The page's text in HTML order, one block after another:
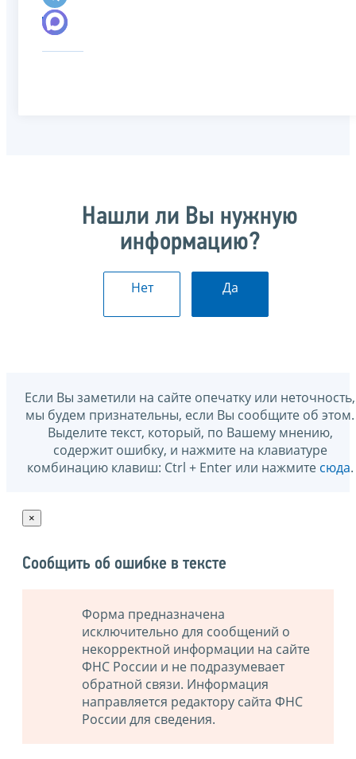
Нашли ли Вы нужную
информацию?
Нет Да
Если Вы заметили на сайте опечатку или неточность,
мы будем признательны, если Вы сообщите об этом.
Выделите текст, который, по Вашему мнению,
содержит ошибку, и нажмите на клавиатуре
комбинацию клавиш: Ctrl + Enter или нажмите сюда.
×
Сообщить об ошибке в тексте
Форма предназначена
исключительно для сообщений о
некорректной информации на сайте
ФНС России и не подразумевает
обратной связи. Информация
направляется редактору сайта ФНС
России для сведения.